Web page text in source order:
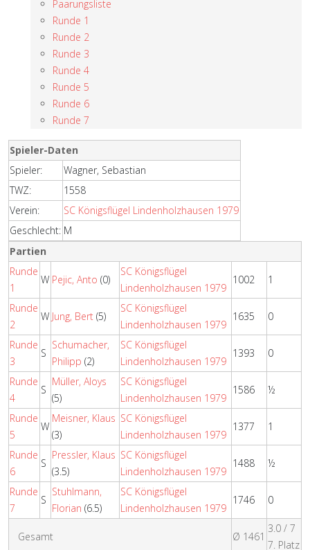
Paarungsliste
Runde 1
Runde 2
Runde 3
Runde 4
Runde 5
Runde 6
Runde 7
Spieler-Daten
Spieler:
Wagner, Sebastian
TWZ:
1558
Verein:
SC Königsflügel Lindenholzhausen 1979
Geschlecht: M
Partien
Runde
1
W Pejic, Anto (0)
SC Königsflügel
Lindenholzhausen 1979
1002 1
Runde
2
W Jung, Bert (5)
SC Königsflügel
Lindenholzhausen 1979
1635 0
Runde
3
S
Schumacher,
Philipp (2)
SC Königsflügel
Lindenholzhausen 1979
1393 0
Runde
4
S
Müller, Aloys
(5)
SC Königsflügel
Lindenholzhausen 1979
1586 ½
Runde
5
W
Meisner, Klaus
(3)
SC Königsflügel
Lindenholzhausen 1979
1377 1
Runde
6
S
Pressler, Klaus
(3.5)
SC Königsflügel
Lindenholzhausen 1979
1488 ½
Runde
7
S
Stuhlmann,
Florian (6.5)
SC Königsflügel
Lindenholzhausen 1979
1746 0
Gesamt Ø 1461
3.0 / 7
7. Platz